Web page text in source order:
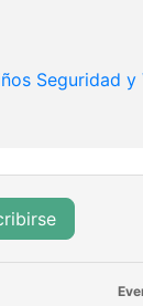
Seguridad y